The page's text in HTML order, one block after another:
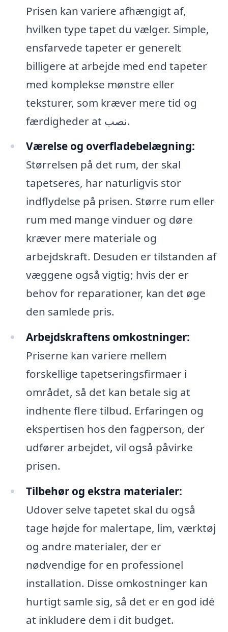
Prisen kan variere afhængigt af,
hvilken type tapet du vælger. Simple,
ensfarvede tapeter er generelt
billigere at arbejde med end tapeter
med komplekse mønstre eller
teksturer, som kræver mere tid og
færdigheder at نصب.
Værelse og overfladebelægning:
Størrelsen på det rum, der skal
tapetseres, har naturligvis stor
indflydelse på prisen. Større rum eller
rum med mange vinduer og døre
kræver mere materiale og
arbejdskraft. Desuden er tilstanden af
væggene også vigtig; hvis der er
behov for reparationer, kan det øge
den samlede pris.
Arbejdskraftens omkostninger:
Priserne kan variere mellem
forskellige tapetseringsfirmaer i
området, så det kan betale sig at
indhente flere tilbud. Erfaringen og
ekspertisen hos den fagperson, der
udfører arbejdet, vil også påvirke
prisen.
Tilbehør og ekstra materialer:
Udover selve tapetet skal du også
tage højde for malertape, lim, værktøj
og andre materialer, der er
nødvendige for en professionel
installation. Disse omkostninger kan
hurtigt samle sig, så det er en god idé
at inkludere dem i dit budget.